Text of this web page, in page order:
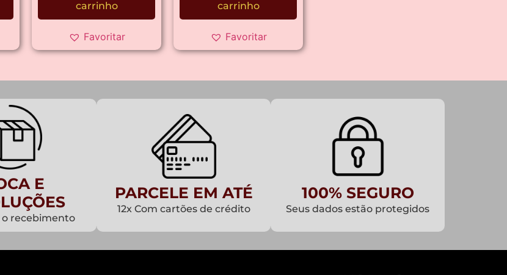
carrinho
Favoritar
carrinho
Favoritar
E
o recebimento
PARCELE EM ATÉ
12x Com cartões de crédito
100% SEGURO
Seus dados estão protegidos